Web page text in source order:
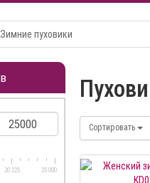
Зимние пуховики
20 225 25 000
Сортировать